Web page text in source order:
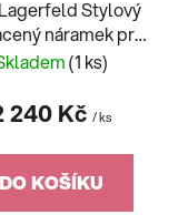
Stylový
náramek pro
KLAYC30
(1 ks)
240 Kč / ks
DO KOŠÍKU